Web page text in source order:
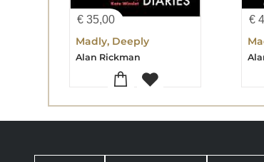
€ 35,00
Madly, Deeply
Alan Rickman
€